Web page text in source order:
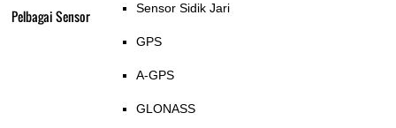
Pelbagai Sensor Sensor Sidik Jari
GPS
A-GPS
GLONASS